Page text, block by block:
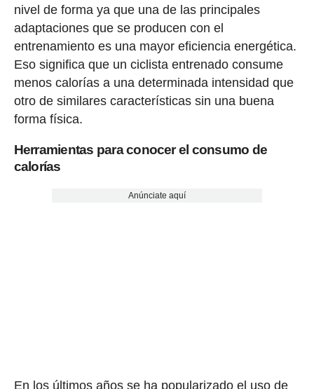
nivel de forma ya que una de las principales
adaptaciones que se producen con el
entrenamiento es una mayor eficiencia energética.
Eso significa que un ciclista entrenado consume
menos calorías a una determinada intensidad que
otro de similares características sin una buena
forma física.
Herramientas para conocer el consumo de
calorías
Anúnciate aquí
En los últimos años se ha popularizado el uso de